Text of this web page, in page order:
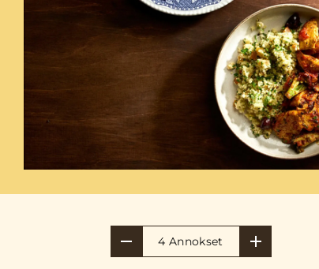
4 Annokset